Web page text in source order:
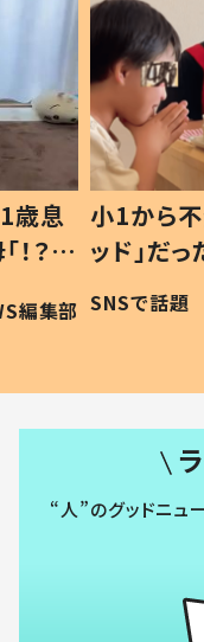
歳息
？」
編集部
小1から不
ッド」だ
作り続
#令和の子
SNSで話題
“人”のグッドニュ